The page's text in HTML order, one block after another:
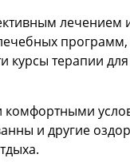
лечением
курсы терапии
комфортными
и другие